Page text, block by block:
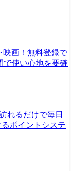
映画！無料登録で
で使い心地を要確
れるだけで毎日
ポイントシステ